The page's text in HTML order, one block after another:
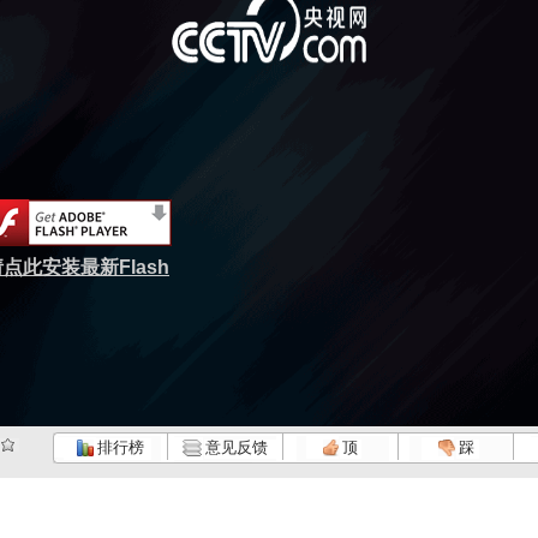
点此安装最新Flash
排行榜 意见反馈 顶 踩